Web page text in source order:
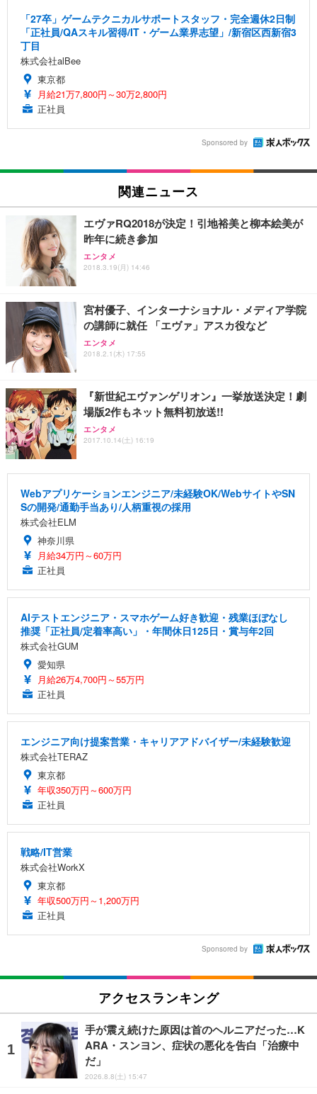
「27卒」ゲームテクニカルサポートスタッフ・完全週休2日制
「正社員/QAスキル習得/IT・ゲーム業界志望」/新宿区西新宿3
丁目
株式会社alBee
東京都
月給21万7,800円～30万2,800円
正社員
Sponsored by
関連ニュース
エヴァRQ2018が決定！引地裕美と柳本絵美が
昨年に続き参加
エンタメ
2018.3.19(月) 14:46
宮村優子、インターナショナル・メディア学院
の講師に就任 「エヴァ」アスカ役など
エンタメ
2018.2.1(木) 17:55
『新世紀エヴァンゲリオン』一挙放送決定！劇
場版2作もネット無料初放送!!
エンタメ
2017.10.14(土) 16:19
Webアプリケーションエンジニア/未経験OK/WebサイトやSN
Sの開発/通勤手当あり/人柄重視の採用
株式会社ELM
神奈川県
月給34万円～60万円
正社員
AIテストエンジニア・スマホゲーム好き歓迎・残業ほぼなし
推奨「正社員/定着率高い」・年間休日125日・賞与年2回
株式会社GUM
愛知県
月給26万4,700円～55万円
正社員
エンジニア向け提案営業・キャリアアドバイザー/未経験歓迎
株式会社TERAZ
東京都
年収350万円～600万円
正社員
戦略/IT営業
株式会社WorkX
東京都
年収500万円～1,200万円
正社員
Sponsored by
アクセスランキング
手が震え続けた原因は首のヘルニアだった…K
ARA・スンヨン、症状の悪化を告白「治療中
だ」
2026.8.8(土) 15:47